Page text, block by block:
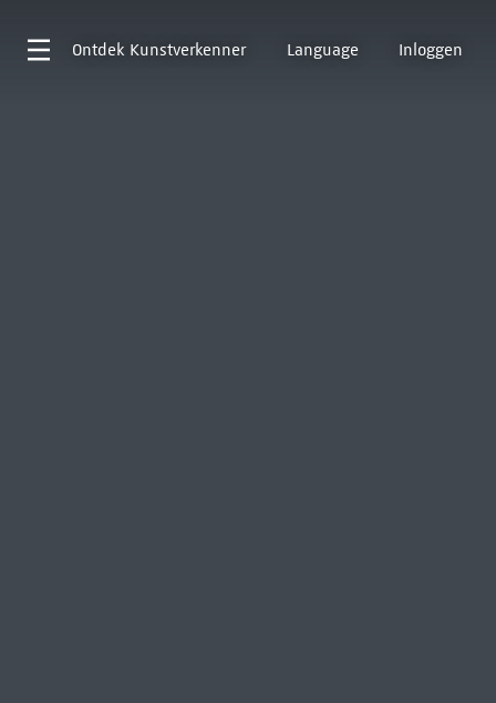
Ontdek Kunstverkenner Language Inloggen